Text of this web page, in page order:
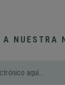
NUESTRA